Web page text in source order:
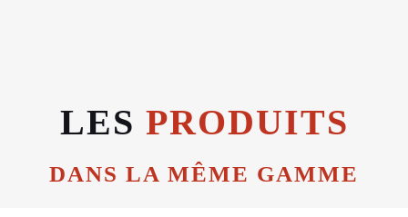
LES PRODUITS
DANS LA MÊME GAMME